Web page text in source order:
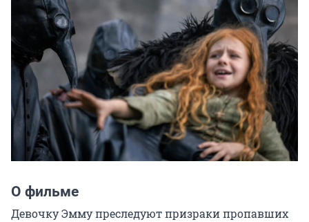
О фильме
Девочку Эмму преследуют призраки пропавших